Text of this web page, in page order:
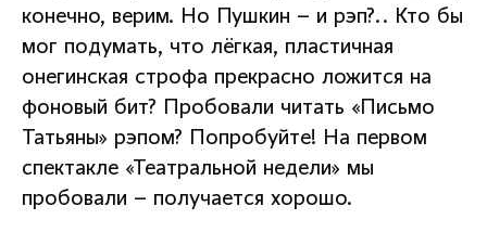
конечно, верим. Но Пушкин – и рэп?.. Кто бы
мог подумать, что лёгкая, пластичная
онегинская строфа прекрасно ложится на
фоновый бит? Пробовали читать «Письмо
Татьяны» рэпом? Попробуйте! На первом
спектакле «Театральной недели» мы
пробовали – получается хорошо.